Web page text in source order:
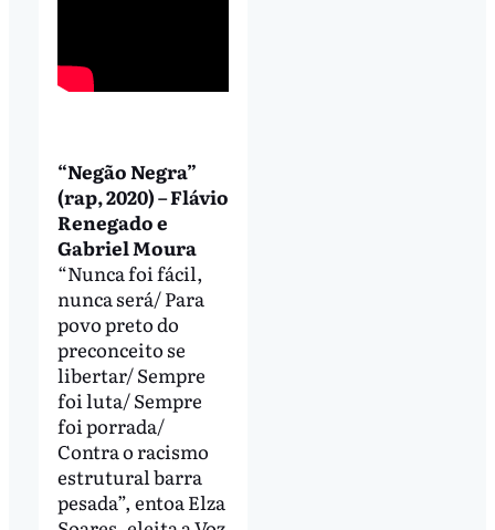
“Negão Negra”
(rap, 2020) – Flávio
Renegado e
Gabriel Moura
“Nunca foi fácil,
nunca será/ Para
povo preto do
preconceito se
libertar/ Sempre
foi luta/ Sempre
foi porrada/
Contra o racismo
estrutural barra
pesada”, entoa Elza